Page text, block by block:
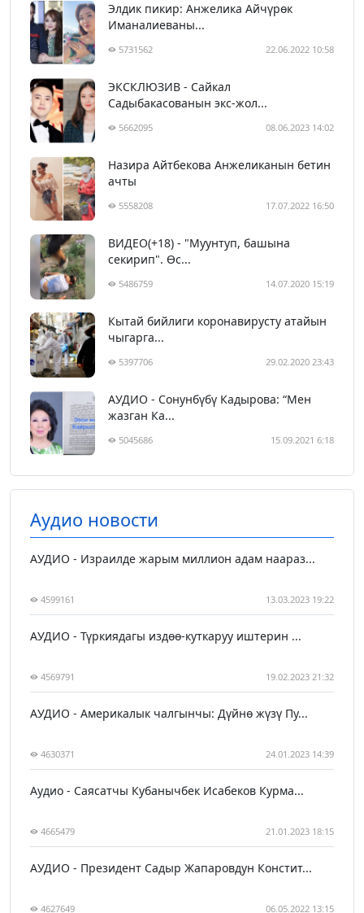
Элдик пикир: Анжелика Айчүрөк
Иманалиеваны...
5731562 22.06.2022 10:58
ЭКСКЛЮЗИВ - Сайкал
Садыбакасованын экс-жол...
5662095 08.06.2023 14:02
Назира Айтбекова Анжеликанын бетин
ачты
5558208 17.07.2022 16:50
ВИДЕО(+18) - "Муунтуп, башына
секирип". Өс...
5486759 14.07.2020 15:19
Кытай бийлиги коронавирусту атайын
чыгарга...
5397706 29.02.2020 23:43
АУДИО - Сонунбүбү Кадырова: “Мен
жазган Ка...
5045686 15.09.2021 6:18
Аудио новости
АУДИО - Израилде жарым миллион адам наараз...
4599161 13.03.2023 19:22
АУДИО - Түркиядагы издөө-куткаруу иштерин ...
4569791 19.02.2023 21:32
АУДИО - Америкалык чалгынчы: Дүйнө жүзү Пу...
4630371 24.01.2023 14:39
Аудио - Саясатчы Кубанычбек Исабеков Курма...
4665479 21.01.2023 18:15
АУДИО - Президент Садыр Жапаровдун Констит...
4627649 06.05.2022 13:15